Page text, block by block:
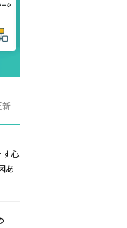
新
す心
あ